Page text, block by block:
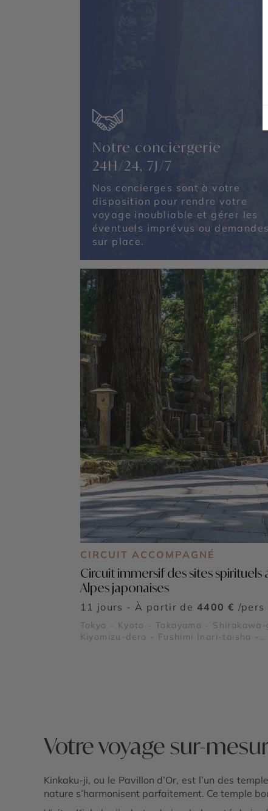
Notre conciergerie
24H/24, 7J/7
Nos concierges sont à votre
disposition pour rendre votre
voyage inoubliable et gérer les
éventuels imprévus ou demandes
sur place.
CIRCUIT ACCOMPAGNÉ
Circuit immersif des sites spirituels
Alpes japonaises
11 jours - À partir de 4400 € /pers
Tokyo - Kyoto - Takayama - Shirakawa-
Kiyomizu-dera - Fushimi Inari-taisha -
Votre voyage sur-
Kinkaku-ji, ou le Pavillon d’Or, est l’un des
nature s’harmonisent parfaitement. Ce temple